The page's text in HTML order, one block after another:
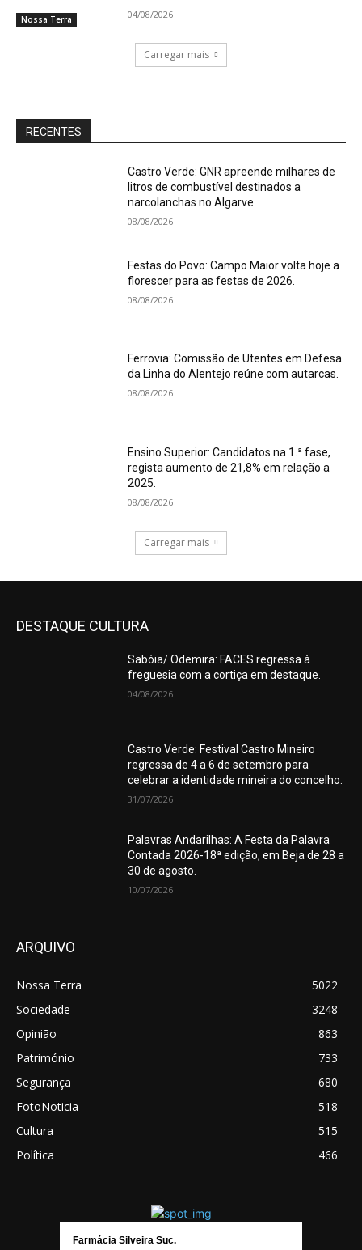
Nossa Terra 04/08/2026
Carregar mais
RECENTES
Castro Verde: GNR apreende milhares de
litros de combustível destinados a
narcolanchas no Algarve.
08/08/2026
Festas do Povo: Campo Maior volta hoje a
florescer para as festas de 2026.
08/08/2026
Ferrovia: Comissão de Utentes em Defesa
da Linha do Alentejo reúne com autarcas.
08/08/2026
Ensino Superior: Candidatos na 1.ª fase,
regista aumento de 21,8% em relação a
2025.
08/08/2026
Carregar mais
DESTAQUE CULTURA
Sabóia/ Odemira: FACES regressa à
freguesia com a cortiça em destaque.
04/08/2026
Castro Verde: Festival Castro Mineiro
regressa de 4 a 6 de setembro para
celebrar a identidade mineira do concelho.
31/07/2026
Palavras Andarilhas: A Festa da Palavra
Contada 2026-18ª edição, em Beja de 28 a
30 de agosto.
10/07/2026
ARQUIVO
Nossa Terra
5022
Sociedade
3248
Opinião
863
Património
733
Segurança
680
FotoNoticia
518
Cultura
515
Política
466